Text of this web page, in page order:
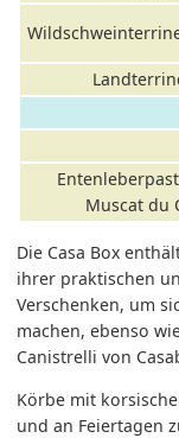
Muscat du
Die Casa Box
ihrer praktischen
Verschenken, um
machen, ebenso
Canistrelli von
Körbe mit
und an Feiertagen